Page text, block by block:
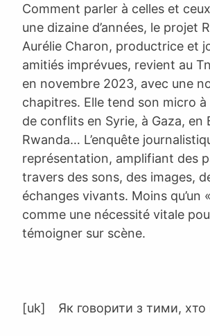
Comment parler à celles et
une dizaine d’années, le projet
Aurélie Charon, productrice et
amitiés imprévues, revient au
en novembre 2023, avec une
chapitres. Elle tend son micro
de conflits en Syrie, à Gaza, en
Rwanda… L’enquête
représentation, amplifiant des
travers des sons, des images,
échanges vivants. Moins qu’un
comme une nécessité vitale
témoigner sur scène.
[uk] Як говорити з тими, хто